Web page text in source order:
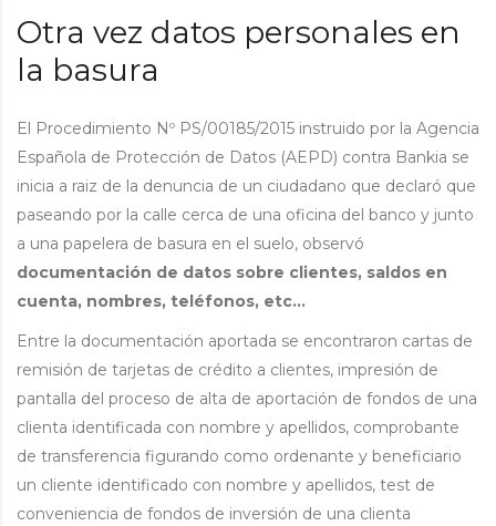
Otra vez datos personales en
la basura
El Procedimiento Nº PS/00185/2015 instruido por la Agencia
Española de Protección de Datos (AEPD) contra Bankia se
inicia a raiz de la denuncia de un ciudadano que declaró que
paseando por la calle cerca de una oficina del banco y junto
a una papelera de basura en el suelo, observó
documentación de datos sobre clientes, saldos en
cuenta, nombres, teléfonos, etc…
Entre la documentación aportada se encontraron cartas de
remisión de tarjetas de crédito a clientes, impresión de
pantalla del proceso de alta de aportación de fondos de una
clienta identificada con nombre y apellidos, comprobante
de transferencia figurando como ordenante y beneficiario
un cliente identificado con nombre y apellidos, test de
conveniencia de fondos de inversión de una clienta